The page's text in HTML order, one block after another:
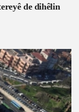
de dihêlin